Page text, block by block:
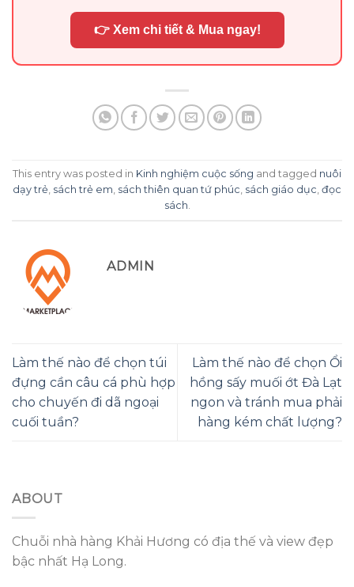
👉 Xem chi tiết & Mua ngay!
This entry was posted in Kinh nghiệm cuộc sống and tagged nuôi
dạy trẻ sách trẻ em sách thiên quan tứ phúc sách giáo dục đọc
sách
ADMIN
Làm thế nào để chọn túi
đựng cần câu cá phù hợp
cho chuyến đi dã ngoại
cuối tuần?
Làm thế nào để chọn Ổi
hồng sấy muối ớt Đà Lạt
ngon và tránh mua phải
hàng kém chất lượng?
ABOUT
Chuỗi nhà hàng Khải Hương có địa thế và view đẹp
bậc nhất Hạ Long.